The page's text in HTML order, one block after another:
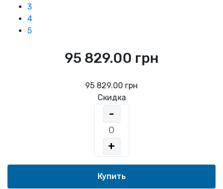
3
4
5
95 829.00 грн
95 829.00 грн
Скидка
-
+